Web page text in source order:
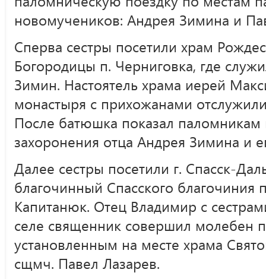
новомучеников: Андрея Зимина и
Сперва сестры посетили храм
Богородицы п. Черниговка, где
Зимин. Настоятель храма иерей
монастыря с прихожанами
После батюшка показал паломникам
захоронения отца Андрея Зимина и
Далее сестры посетили г. Спасск-
благочинный Спасского благочиния
Капитанюк. Отец Владимир с
селе священник совершил молебен
установленным на месте храма
сщмч. Павел Лазарев.